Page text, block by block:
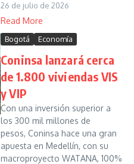
26 de julio de 2026
Read More
Bogotá Economía
Coninsa lanzará cerca
de 1.800 viviendas VIS
y VIP
Con una inversión superior a
los 300 mil millones de
pesos, Coninsa hace una gran
apuesta en Medellín, con su
macroproyecto WATANA, 100%